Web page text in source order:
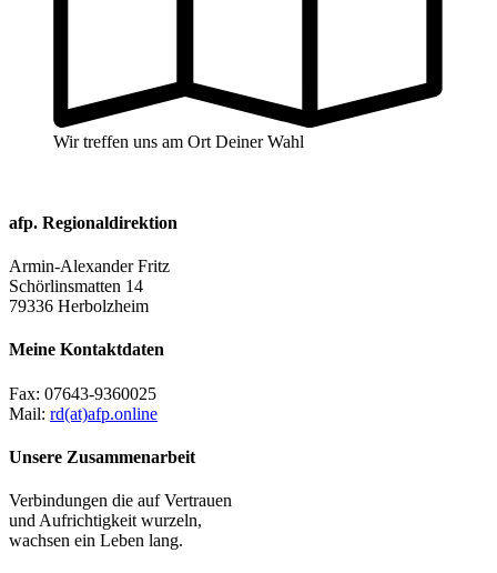
Wir treffen uns am Ort Deiner Wahl
afp. Regionaldirektion
Armin-Alexander Fritz
Schörlinsmatten 14
79336 Herbolzheim
Meine Kontaktdaten
Fax: 07643-9360025
Mail: rd(at)afp.online
Unsere Zusammenarbeit
Verbindungen die auf Vertrauen
und Aufrichtigkeit wurzeln,
wachsen ein Leben lang.